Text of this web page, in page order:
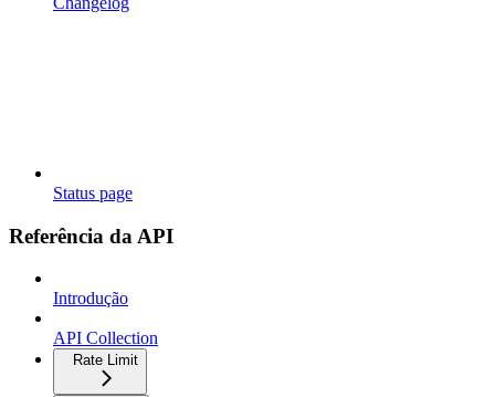
Status page
Referência da API
Introdução
API Collection
Rate Limit